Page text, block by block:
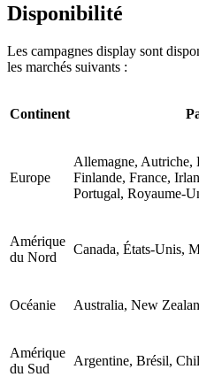
Disponibilité
Les campagnes display sont
les marchés suivants :
Continent
Europe
Allemagne, Autriche,
Finlande, France,
Portugal, Royaume-
Amérique
du Nord
Canada, États-Unis,
Océanie Australia, New
Amérique
du Sud
Argentine, Brésil,